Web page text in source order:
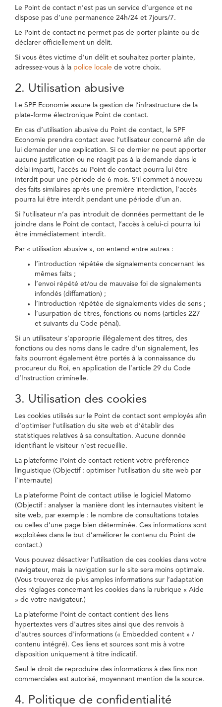
Le Point de contact n’est pas un service d’urgence et ne
dispose pas d’une permanence 24h/24 et 7jours/7.
Le Point de contact ne permet pas de porter plainte ou de
déclarer officiellement un délit.
Si vous êtes victime d’un délit et souhaitez porter plainte,
adressez-vous à la police locale de votre choix.
2. Utilisation abusive
Le SPF Economie assure la gestion de l’infrastructure de la
plate-forme électronique Point de contact.
En cas d’utilisation abusive du Point de contact, le SPF
Economie prendra contact avec l’utilisateur concerné afin de
lui demander une explication. Si ce dernier ne peut apporter
aucune justification ou ne réagit pas à la demande dans le
délai imparti, l’accès au Point de contact pourra lui être
interdit pour une période de 6 mois. S’il commet à nouveau
des faits similaires après une première interdiction, l’accès
pourra lui être interdit pendant une période d’un an.
Si l’utilisateur n’a pas introduit de données permettant de le
joindre dans le Point de contact, l’accès à celui-ci pourra lui
être immédiatement interdit.
Par « utilisation abusive », on entend entre autres :
l’introduction répétée de signalements concernant les
mêmes faits ;
l’envoi répété et/ou de mauvaise foi de signalements
infondés (diffamation) ;
l’introduction répétée de signalements vides de sens ;
l’usurpation de titres, fonctions ou noms (articles 227
et suivants du Code pénal).
Si un utilisateur s’approprie illégalement des titres, des
fonctions ou des noms dans le cadre d’un signalement, les
faits pourront également être portés à la connaissance du
procureur du Roi, en application de l’article 29 du Code
d’Instruction criminelle.
3. Utilisation des cookies
Les cookies utilisés sur le Point de contact sont employés afin
d’optimiser l’utilisation du site web et d’établir des
statistiques relatives à sa consultation. Aucune donnée
identifiant le visiteur n’est recueillie.
La plateforme Point de contact retient votre préférence
linguistique (Objectif : optimiser l’utilisation du site web par
l’internaute)
La plateforme Point de contact utilise le logiciel Matomo
(Objectif : analyser la manière dont les internautes visitent le
site web, par exemple : le nombre de consultations totales
ou celles d’une page bien déterminée. Ces informations sont
exploitées dans le but d’améliorer le contenu du Point de
contact.)
Vous pouvez désactiver l’utilisation de ces cookies dans votre
navigateur, mais la navigation sur le site sera moins optimale.
(Vous trouverez de plus amples informations sur l’adaptation
des réglages concernant les cookies dans la rubrique « Aide
» de votre navigateur.)
La plateforme Point de contact contient des liens
hypertextes vers d'autres sites ainsi que des renvois à
d'autres sources d'informations (« Embedded content » /
contenu intégré). Ces liens et sources sont mis à votre
disposition uniquement à titre indicatif.
Seul le droit de reproduire des informations à des fins non
commerciales est autorisé, moyennant mention de la source.
4. Politique de confidentialité